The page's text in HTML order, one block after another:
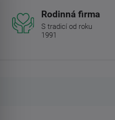
Rodinná firma
S tradicí od roku
1991